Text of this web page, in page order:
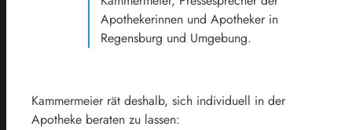
Apothekerinnen und Apotheker in
Regensburg und Umgebung.
Kammermeier rät deshalb, sich individuell in der
Apotheke beraten zu lassen: